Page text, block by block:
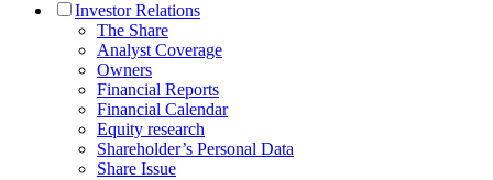
Investor Relations
The Share
Analyst Coverage
Owners
Financial Reports
Financial Calendar
Equity research
Shareholder’s Personal Data
Share Issue